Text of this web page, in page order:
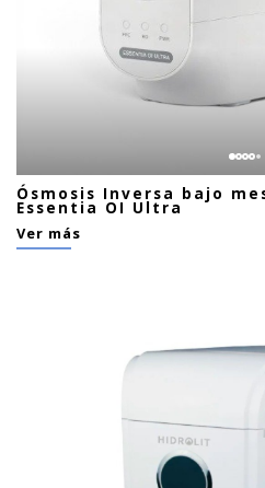
Ósmosis Inversa bajo
Essentia OI Ultra
Ver más